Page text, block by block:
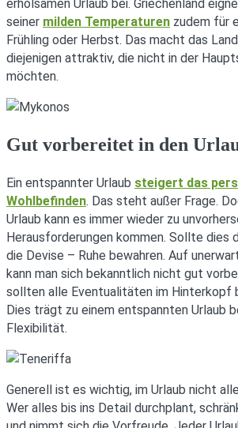
erholsamen Urlaub bei. Griechenland
seiner milden Temperaturen zudem für
Frühling oder Herbst. Das macht das
diejenigen attraktiv, die nicht in der
möchten.
Gut vorbereitet in den
Ein entspannter Urlaub steigert das
Wohlbefinden. Das steht außer Frage.
Urlaub kann es immer wieder zu
Herausforderungen kommen. Sollte dies
die Devise – Ruhe bewahren. Auf
kann man sich bekanntlich nicht gut
sollten alle Eventualitäten im Hinterkopf
Dies trägt zu einem entspannten Urlaub
Flexibilität.
Generell ist es wichtig, im Urlaub nicht
Wer alles bis ins Detail durchplant,